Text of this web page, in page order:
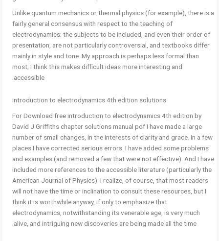
Unlike quantum mechanics or thermal physics (for example), there is a
fairly general consensus with respect to the teaching of
electrodynamics; the subjects to be included, and even their order of
presentation, are not particularly controversial, and textbooks differ
mainly in style and tone. My approach is perhaps less formal than
most; I think this makes difﬁcult ideas more interesting and
accessible.
introduction to electrodynamics 4th edition solutions
For Download free introduction to electrodynamics 4th edition by
David J Griffiths chapter solutions manual pdf I have made a large
number of small changes, in the interests of clarity and grace. In a few
places I have corrected serious errors. I have added some problems
and examples (and removed a few that were not effective). And I have
included more references to the accessible literature (particularly the
American Journal of Physics). I realize, of course, that most readers
will not have the time or inclination to consult these resources, but I
think it is worthwhile anyway, if only to emphasize that
electrodynamics, notwithstanding its venerable age, is very much
alive, and intriguing new discoveries are being made all the time.